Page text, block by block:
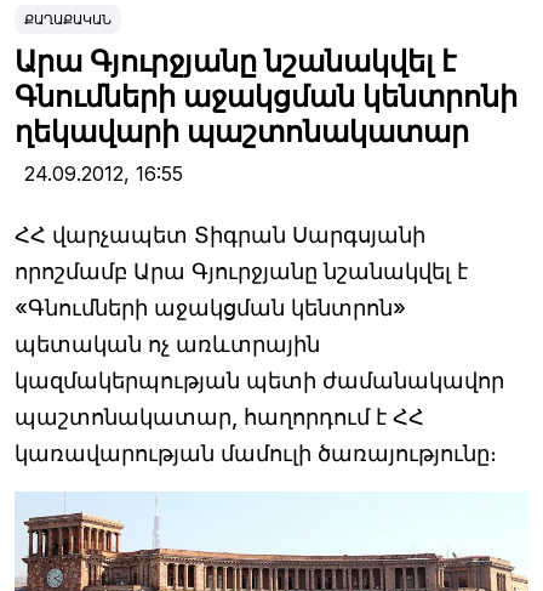
ՔԱՂԱՔԱԿԱՆ
Արա Գյուրջյանը նշանակվել է
Գնումների աջակցման կենտրոնի
ղեկավարի պաշտոնակատար
24.09.2012, 16:55
ՀՀ վարչապետ Տիգրան Սարգսյանի
որոշմամբ Արա Գյուրջյանը նշանակվել է
«Գնումների աջակցման կենտրոն»
պետական ոչ առևտրային
կազմակերպության պետի ժամանակավոր
պաշտոնակատար, հաղորդում է ՀՀ
կառավարության մամուլի ծառայությունը։